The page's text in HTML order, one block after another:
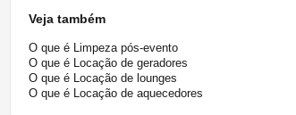
Veja também
O que é Limpeza pós-evento
O que é Locação de geradores
O que é Locação de lounges
O que é Locação de aquecedores